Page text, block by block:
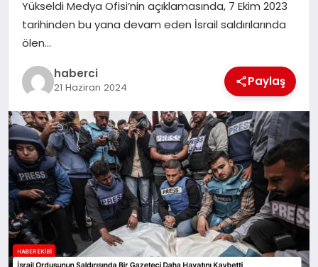
YAŞAM
Yükseldi Medya Ofisi’nin açıklamasında, 7 Ekim 2023
tarihinden bu yana devam eden İsrail saldırılarında
ölen…
haberci
21 Haziran 2024 Paylaş